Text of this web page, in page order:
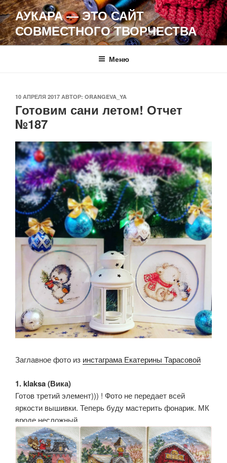
Перейти
к
содержимому
АУКАРА — ЭТО САЙТ
СОВМЕСТНОГО ТВОРЧЕСТВА
Меню
ОПУБЛИКОВАНО
10 АПРЕЛЯ 2017 АВТОР: ORANGEVA_YA
Готовим сани летом! Отчет
№187
Заглавное фото из инстаграма Екатерины Тарасовой
1. klaksa (Вика)
Готов третий элемент))) ! Фото не передает всей
яркости вышивки. Теперь буду мастерить фонарик. МК
вроде несложный